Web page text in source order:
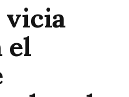
vicia
el